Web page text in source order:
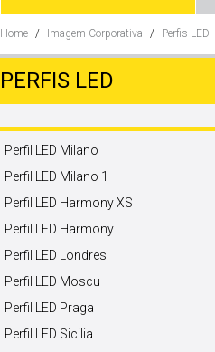
Home Imagem Corporativa Perfis LED
PERFIS LED
Perfil LED Milano
Perfil LED Milano 1
Perfil LED Harmony XS
Perfil LED Harmony
Perfil LED Londres
Perfil LED Moscu
Perfil LED Praga
Perfil LED Sicilia